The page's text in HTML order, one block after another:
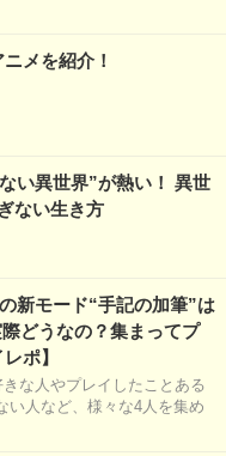
メを紹介！
い異世界”が熱い！ 異世
ない生き方
新モード“手記の加筆”は
どうなの？集まってプ
ポ】
な人やプレイしたことある
い人など、様々な4人を集め